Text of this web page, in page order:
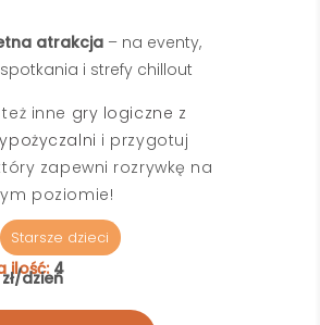
atrakcja – na eventy,
i strefy chillout
inne gry logiczne z
i przygotuj
zapewni rozrywkę na
poziomie!
Starsze dzieci
ilość:4
dzień